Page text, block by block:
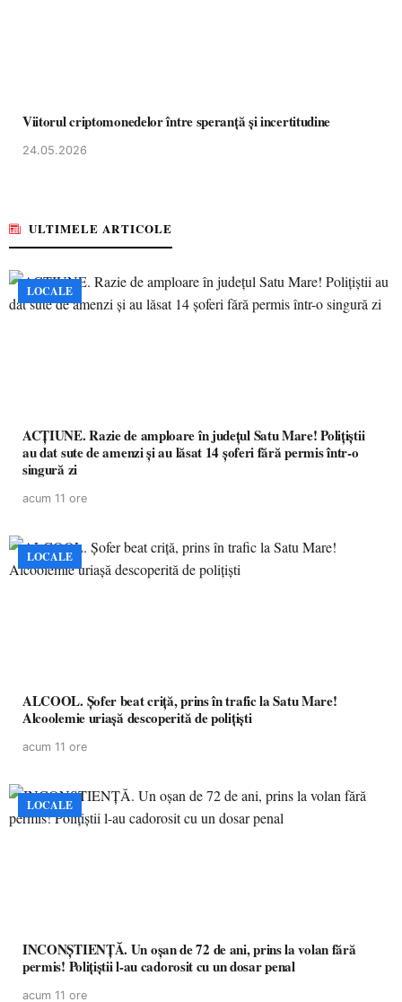
Viitorul criptomonedelor între speranță și incertitudine
24.05.2026
ULTIMELE ARTICOLE
LOCALE
ACȚIUNE. Razie de amploare în județul Satu Mare! Polițiștii
au dat sute de amenzi și au lăsat 14 șoferi fără permis într-o
singură zi
acum 11 ore
LOCALE
ALCOOL. Șofer beat criță, prins în trafic la Satu Mare!
Alcoolemie uriașă descoperită de polițiști
acum 11 ore
LOCALE
INCONȘTIENȚĂ. Un oșan de 72 de ani, prins la volan fără
permis! Polițiștii l-au cadorosit cu un dosar penal
acum 11 ore